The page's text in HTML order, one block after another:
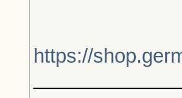
https://